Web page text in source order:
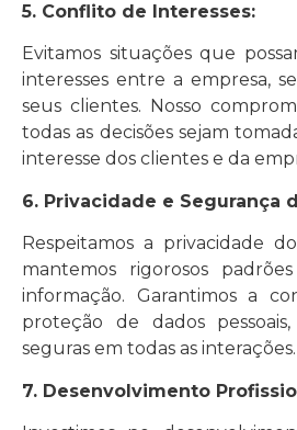
5. Conflito de Interesses:
Evitamos situações que
interesses entre a empresa,
seus clientes. Nosso
todas as decisões sejam
interesse dos clientes e da
6. Privacidade e Segurança
Respeitamos a privacidade
mantemos rigorosos
informação. Garantimos a
proteção de dados
seguras em todas as interações.
7. Desenvolvimento